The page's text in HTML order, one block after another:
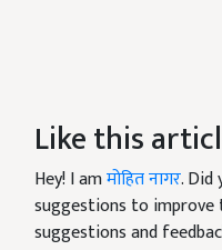
Like this
Hey! I amमोहित नागर. Did
suggestions to improve
suggestions and